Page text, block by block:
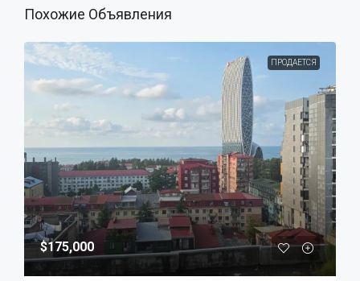
Похожие Объявления
ПРОДАЕТСЯ
$175,000